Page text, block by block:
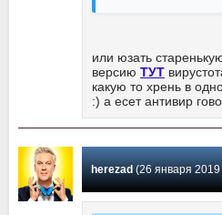
или юзать
версию ТУТ
какую то хрень в
:) а есет антивир
herezad(26 января 2019